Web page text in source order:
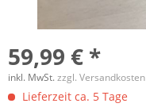
59,99 € *
inkl. MwSt.zzgl. Versandkosten
Lieferzeit ca. 5 Tage